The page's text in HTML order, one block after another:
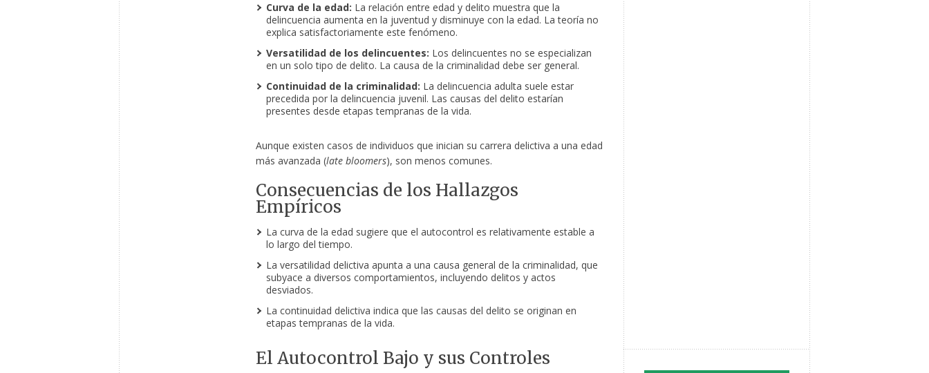
Curva de la edad: La relación entre edad y delito muestra que la
delincuencia aumenta en la juventud y disminuye con la edad. La teoría no
explica satisfactoriamente este fenómeno.
Versatilidad de los delincuentes: Los delincuentes no se especializan
en un solo tipo de delito. La causa de la criminalidad debe ser general.
Continuidad de la criminalidad: La delincuencia adulta suele estar
precedida por la delincuencia juvenil. Las causas del delito estarían
presentes desde etapas tempranas de la vida.
Aunque existen casos de individuos que inician su carrera delictiva a una edad
más avanzada (late bloomers), son menos comunes.
Consecuencias de los Hallazgos
Empíricos
La curva de la edad sugiere que el autocontrol es relativamente estable a
lo largo del tiempo.
La versatilidad delictiva apunta a una causa general de la criminalidad, que
subyace a diversos comportamientos, incluyendo delitos y actos
desviados.
La continuidad delictiva indica que las causas del delito se originan en
etapas tempranas de la vida.
El Autocontrol Bajo y sus Controles